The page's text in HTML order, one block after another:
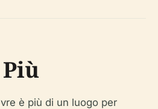
è più di un luogo per